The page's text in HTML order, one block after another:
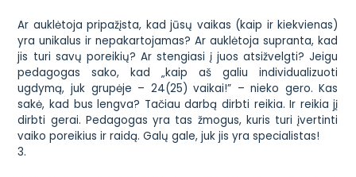
Ar auklėtoja pripažįsta, kad jūsų vaikas (kaip ir kiekvienas)
yra unikalus ir nepakartojamas? Ar auklėtoja supranta, kad
jis turi savų poreikių? Ar stengiasi į juos atsižvelgti? Jeigu
pedagogas sako, kad „kaip aš galiu individualizuoti
ugdymą, juk grupėje – 24(25) vaikai!” – nieko gero. Kas
sakė, kad bus lengva? Tačiau darbą dirbti reikia. Ir reikia jį
dirbti gerai. Pedagogas yra tas žmogus, kuris turi įvertinti
vaiko poreikius ir raidą. Galų gale, juk jis yra specialistas!
3.